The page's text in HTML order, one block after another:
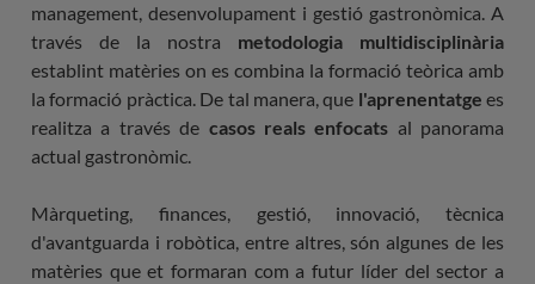
management, desenvolupament i gestió gastronòmica. A
través de la nostra metodologia multidisciplinària
establint matèries on es combina la formació teòrica amb
la formació pràctica. De tal manera, que l'aprenentatge es
realitza a través de casos reals enfocats al panorama
actual gastronòmic.
Màrqueting, finances, gestió, innovació, tècnica
d'avantguarda i robòtica, entre altres, són algunes de les
matèries que et formaran com a futur líder del sector a